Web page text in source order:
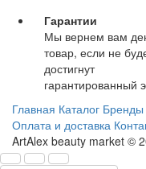
Гарантии
Мы вернем вам
товар, если не
достигнут
гарантированный
Главная Каталог Бренды
Оплата и доставка
ArtAlex beauty market ©